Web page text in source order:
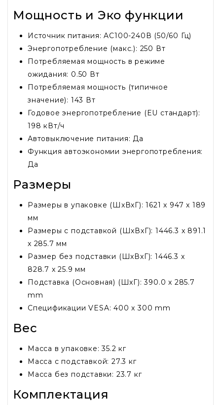
Мощность и Эко функции
Источник питания: AC100-240В (50/60 Гц)
Энергопотребление (макс.): 250 Вт
Потребляемая мощность в режиме
ожидания: 0.50 Вт
Потребляемая мощность (типичное
значение): 143 Вт
Годовое энергопотребление (EU стандарт):
198 кВт/ч
Автовыключение питания: Да
Функция автоэкономии энергопотребления:
Да
Размеры
Размеры в упаковке (ШxВxГ): 1621 x 947 x 189
мм
Размеры с подставкой (ШxВxГ): 1446.3 x 891.1
x 285.7 мм
Размер без подставки (ШxВxГ): 1446.3 x
828.7 x 25.9 мм
Подставка (Основная) (ШxГ): 390.0 x 285.7
mm
Спецификации VESA: 400 x 300 mm
Вес
Масса в упаковке: 35.2 кг
Масса с подставкой: 27.3 кг
Масса без подставки: 23.7 кг
Комплектация